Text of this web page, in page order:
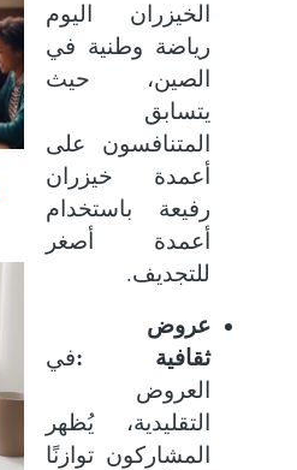
الخيزران اليوم
رياضة وطنية في
الصين، حيث
يتسابق
المتنافسون على
أعمدة خيزران
رفيعة باستخدام
أعمدة أصغر
للتجديف.
عروض
ثقافية
:في
العروض
التقليدية، يُظهر
المشاركون توازنًا